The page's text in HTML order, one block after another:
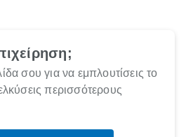
σου για να εμπλουτίσεις το
περισσότερους